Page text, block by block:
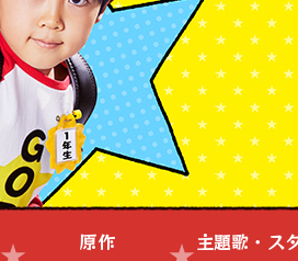
原作 主題歌・ス
軍9
あさ
グ
あさ
羽